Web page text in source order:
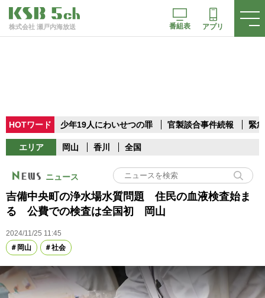
株式会社 瀬戸内海放送 番組表 アプリ
HOTワード 少年19人にわいせつの罪 官製談合事件続報 緊
エリア 岡山 香川 全国
ニュース
吉備中央町の浄水場水質問題 住民の血液検査始ま
る 公費での検査は全国初 岡山
2024/11/25 11:45
岡山
社会